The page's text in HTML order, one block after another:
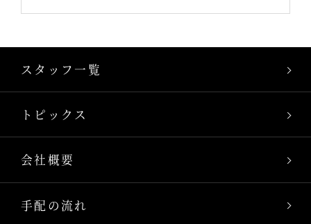
スタッフ一覧
トピックス
会社概要
手配の流れ